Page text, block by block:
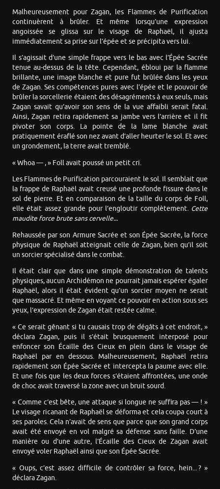
Malheureusement pour Zagan, les Flammes de Purification
continuèrent à brûler. Et même lorsqu’une expression
angoissée se glissa sur le visage de Raphaël, il ajusta
immédiatement sa prise sur l’épée et se précipita vers lui.
Il s’agissait d’une simple frappe vers le bas avec l’Épée Sacrée
tenue au-dessus de la tête. Cependant, ébloui par la flamme
brillante, une image blanche et pure fut brûlée dans les yeux
de Zagan. Ses compétences pures avec l’épée et le pouvoir de
brûler la sorcellerie étaient des désagréments à eux seuls, mais
Zagan savait qu’avoir son sens de la vue affaibli serait fatal.
Ainsi, Zagan retira rapidement sa jambe vers l’arrière et il fit
pivoter son corps. La pointe de la lame blanche avait
pratiquement éraflé son nez avant d’aller heurter le sol. Et avec
un grondement, la terre avait tremblé.
« Whoa — , » Foll avait poussé un petit cri.
Les Flammes de Purification parcouraient le sol. Il semblait que
la frappe de Raphaël avait creusé une profonde fissure dans le
sol de pierre. Et en comparaison de la taille du corps de Foll,
elle était assez grande pour l’engloutir complètement. Cette
maudite force brute sans cervelle...
Rehaussée par son Armure Sacrée et son Épée Sacrée, la force
physique de Raphaël atteignait celle de Zagan, bien qu’il soit
un sorcier spécialisé dans le combat.
Il était clair que dans une simple démonstration de talents
physiques, aucun Archidémon ne pourrait jamais espérer égaler
Raphaël, alors il était évident qu’un sorcier moyen ne serait
que massacré. Et même en voyant ce pouvoir en action sous ses
yeux, l’expression de Zagan était restée calme.
« Ce serait gênant si tu causais trop de dégâts à cet endroit, »
déclara Zagan, puis il s’était brusquement interposé pour
enfoncer son Écaille des Cieux en plein dans le visage de
Raphaël par en dessous. Malheureusement, Raphaël retira
rapidement son Épée Sacrée et intercepta la paume avec elle.
Et une fois que les deux forces s’étaient affrontées, une onde
de choc avait traversé la zone avec un bruit sourd.
« Comme c’est bête, une attaque si longue ne suffira pas — ! »
Le visage ricanant de Raphaël se déforma et cela coupa court à
ses paroles. Cela n’avait de sens que parce que son grand corps
avait été envoyé en vol malgré sa défense sans faille. D’une
manière ou d’une autre, l’Écaille des Cieux de Zagan avait
envoyé voler Raphaël ainsi que son Épée Sacrée.
« Oups, c’est assez difficile de contrôler sa force, hein... ? »
déclara Zagan.